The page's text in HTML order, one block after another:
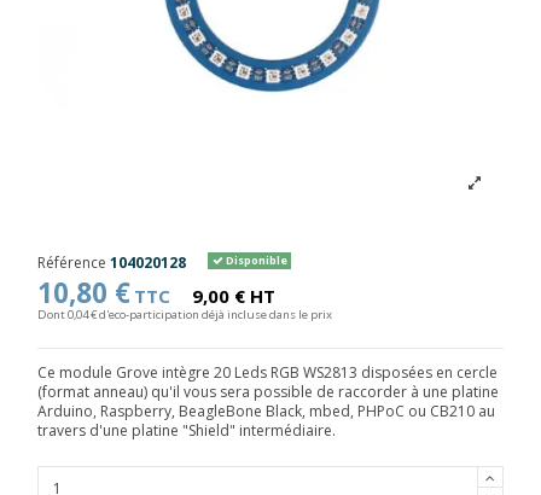
Référence 104020128 Disponible
10,80 € TTC 9,00 € HT
Dont 0,04 € d'eco-participation déjà incluse dans le prix
Ce module Grove intègre 20 Leds RGB WS2813 disposées en cercle
(format anneau) qu'il vous sera possible de raccorder à une platine
Arduino, Raspberry, BeagleBone Black, mbed, PHPoC ou CB210 au
travers d'une platine "Shield" intermédiaire.